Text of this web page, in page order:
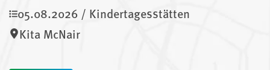
05.08.2026 / Kindertagesstätten
Kita McNair